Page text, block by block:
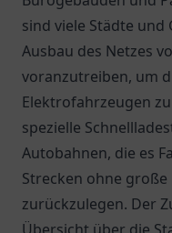
sind viele Städte
Ausbau des Netzes
voranzutreiben, um
Elektrofahrzeugen
spezielle
Autobahnen, die es
Strecken ohne
zurückzulegen. Der